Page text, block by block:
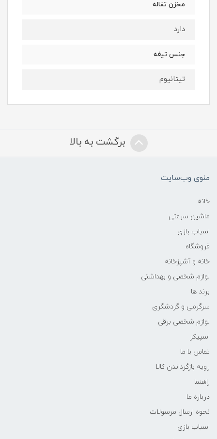
مخزن تفاله
دارد
جنس تیغه
تیتانیوم
برگشت به بالا
منوی وب‌سایت
خانه
ماشین سرعتی
اسباب بازی
فروشگاه
خانه و آشپزخانه
لوازم شخصی و بهداشتی
برند ها
سرگرمی و گردشگری
لوازم شخصی برقی
اسپیکر
تماس با ما
رویه بازگرداندن کالا
راهنما
درباره ما
نحوه ارسال مرسولات
اسباب بازی